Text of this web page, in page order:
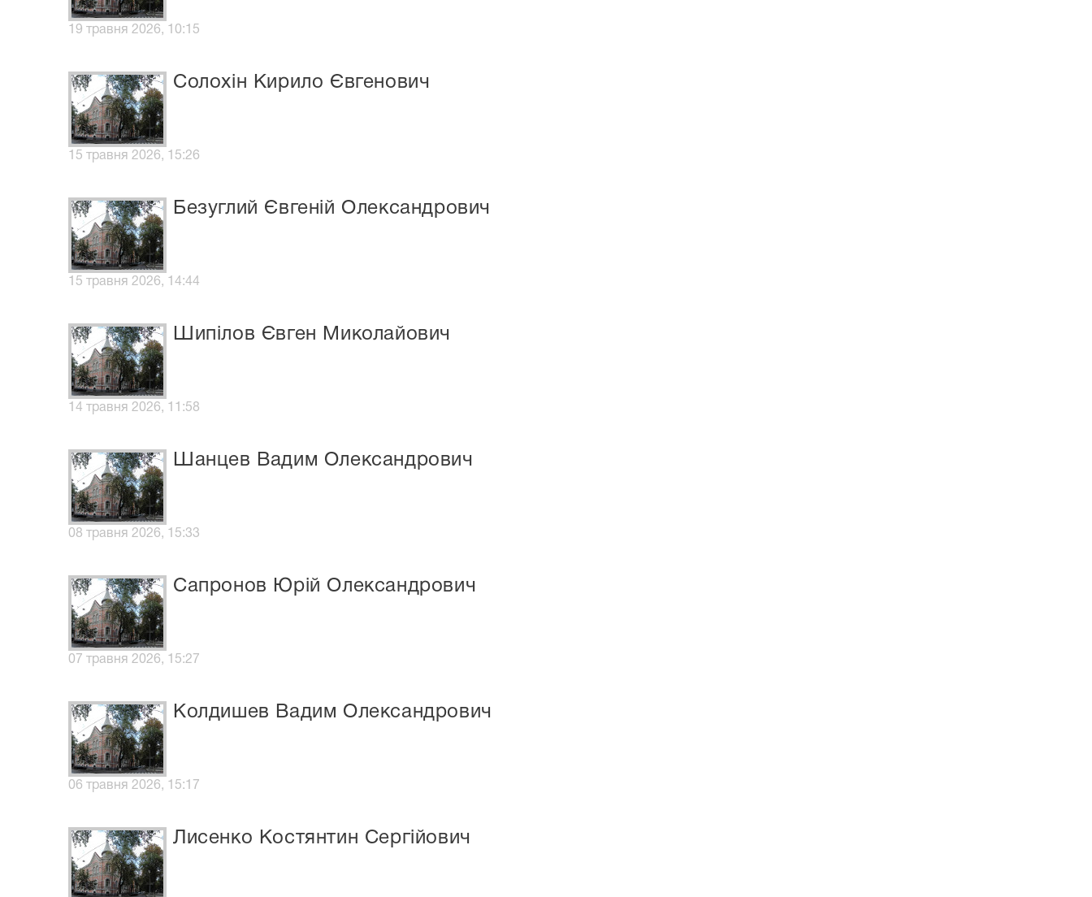
19 травня 2026, 10:15
Солохін Кирило Євгенович
15 травня 2026, 15:26
Безуглий Євгеній Олександрович
15 травня 2026, 14:44
Шипілов Євген Миколайович
14 травня 2026, 11:58
Шанцев Вадим Олександрович
08 травня 2026, 15:33
Сапронов Юрій Олександрович
07 травня 2026, 15:27
Колдишев Вадим Олександрович
06 травня 2026, 15:17
Лисенко Костянтин Сергійович